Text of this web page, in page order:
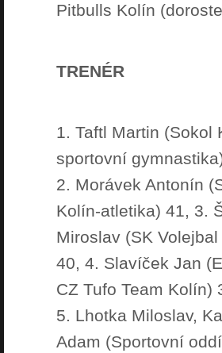
Pitbulls Kolín
TRENÉR
1. Taftl Martin (Sokol
sportovní
2. Morávek Antonín
Kolín-atletika) 41, 3.
Miroslav (SK
40, 4. Slavíček Jan
CZ Tufo Team Kolín)
5. Lhotka Miloslav,
Adam (Sportovní